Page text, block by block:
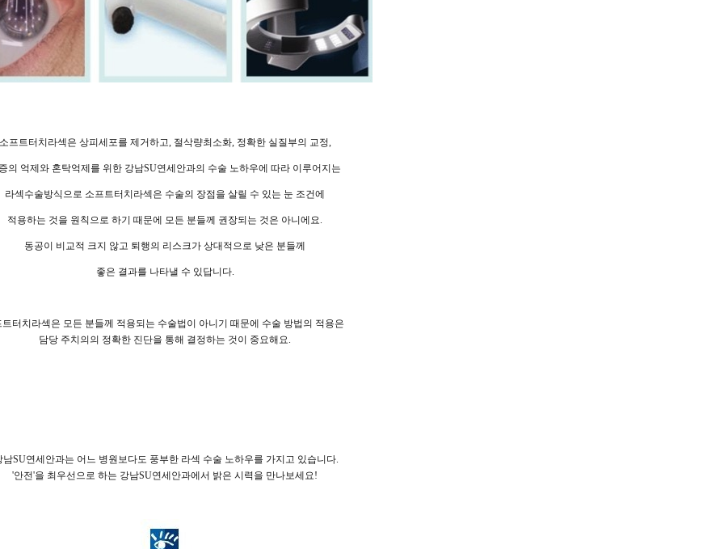
프트터치라섹은 상피세포를 제거하고, 절삭량최소화, 정확한 실질부의 교정,
의 억제와 혼탁억제를 위한 강남SU연세안과의 수술 노하우에 따라 이루어지는
라섹수술방식으로 소프트터치라섹은 수술의 장점을 살릴 수 있는 눈 조건에
적용하는 것을 원칙으로 하기 때문에 모든 분들께 권장되는 것은 아니에요.
동공이 비교적 크지 않고 퇴행의 리스크가 상대적으로 낮은 분들께
좋은 결과를 나타낼 수 있답니다.
트터치라섹은 모든 분들께 적용되는 수술법이 아니기 때문에 수술 방법의 적용은
담당 주치의의 정확한 진단을 통해 결정하는 것이 중요해요.
SU연세안과는 어느 병원보다도 풍부한 라섹 수술 노하우를 가지고 있습니다.
'안전'을 최우선으로 하는 강남SU연세안과에서 밝은 시력을 만나보세요!